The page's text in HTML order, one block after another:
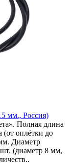
мм., Россия)
Полная длина
(от оплётки до
Диаметр
(диаметр 8 мм,